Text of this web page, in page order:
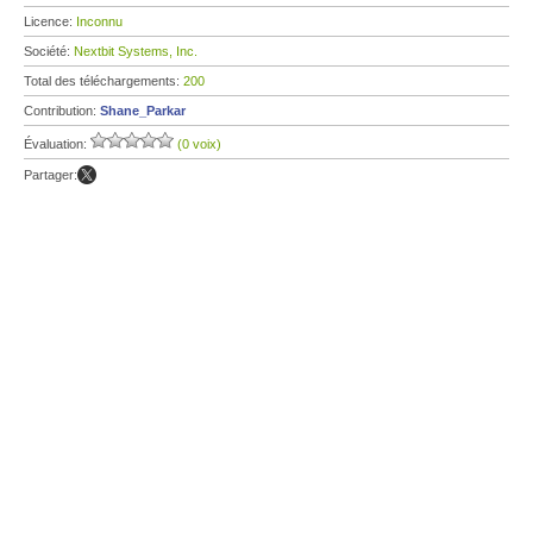
Licence: Inconnu
Société: Nextbit Systems, Inc.
Total des téléchargements: 200
Contribution: Shane_Parkar
Évaluation: (0 voix)
Partager: